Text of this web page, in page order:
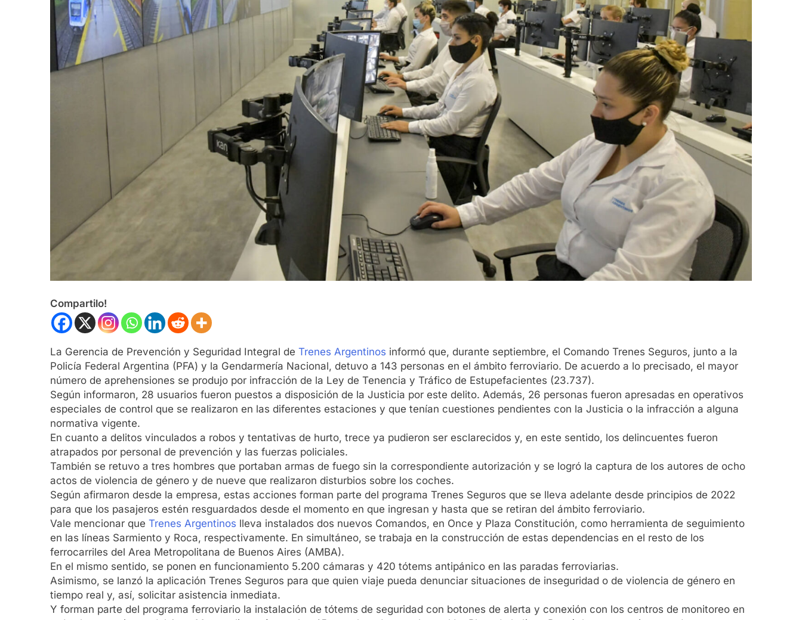
Compartilo!
La Gerencia de Prevención y Seguridad Integral de Trenes Argentinos informó que, durante septiembre, el Comando Trenes Seguros, junto a la
Policía Federal Argentina (PFA) y la Gendarmería Nacional, detuvo a 143 personas en el ámbito ferroviario. De acuerdo a lo precisado, el mayor
número de aprehensiones se produjo por infracción de la Ley de Tenencia y Tráfico de Estupefacientes (23.737).
Según informaron, 28 usuarios fueron puestos a disposición de la Justicia por este delito. Además, 26 personas fueron apresadas en operativos
especiales de control que se realizaron en las diferentes estaciones y que tenían cuestiones pendientes con la Justicia o la infracción a alguna
normativa vigente.
En cuanto a delitos vinculados a robos y tentativas de hurto, trece ya pudieron ser esclarecidos y, en este sentido, los delincuentes fueron
atrapados por personal de prevención y las fuerzas policiales.
También se retuvo a tres hombres que portaban armas de fuego sin la correspondiente autorización y se logró la captura de los autores de ocho
actos de violencia de género y de nueve que realizaron disturbios sobre los coches.
Según afirmaron desde la empresa, estas acciones forman parte del programa Trenes Seguros que se lleva adelante desde principios de 2022
para que los pasajeros estén resguardados desde el momento en que ingresan y hasta que se retiran del ámbito ferroviario.
Vale mencionar que Trenes Argentinos lleva instalados dos nuevos Comandos, en Once y Plaza Constitución, como herramienta de seguimiento
en las líneas Sarmiento y Roca, respectivamente. En simultáneo, se trabaja en la construcción de estas dependencias en el resto de los
ferrocarriles del Area Metropolitana de Buenos Aires (AMBA).
En el mismo sentido, se ponen en funcionamiento 5.200 cámaras y 420 tótems antipánico en las paradas ferroviarias.
Asimismo, se lanzó la aplicación Trenes Seguros para que quien viaje pueda denunciar situaciones de inseguridad o de violencia de género en
tiempo real y, así, solicitar asistencia inmediata.
Y forman parte del programa ferroviario la instalación de tótems de seguridad con botones de alerta y conexión con los centros de monitoreo en